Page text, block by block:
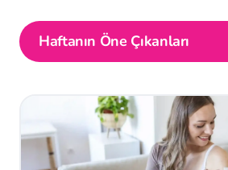
Haftanın Öne Çıkanları